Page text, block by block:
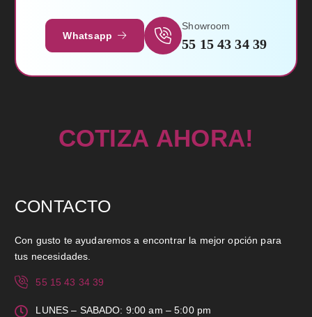
Whatsapp
Showroom
55 15 43 34 39
COTIZA AHORA!
CONTACTO
Con gusto te ayudaremos a encontrar la mejor opción para
tus necesidades.
55 15 43 34 39
LUNES – SABADO: 9:00 am – 5:00 pm